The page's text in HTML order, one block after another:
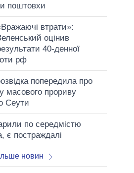
поштовхи
втрати»:
оцінив
40-денної
рф
попередила про
масового прориву
Сеути
по середмістю
є постраждалі
новин